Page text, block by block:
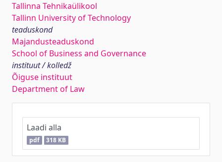
Tallinna Tehnikaülikool
Tallinn University of Technology
teaduskond
Majandusteaduskond
School of Business and Governance
instituut / kolledž
Õiguse instituut
Department of Law
Laadi alla
pdf 318 KB